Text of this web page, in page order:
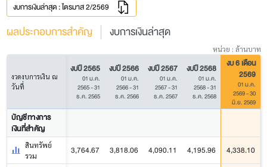
งบการเงินล่าสุด : ไตรมาส 2/2569
ผลประกอบการสำคัญ งบการเงินล่าสุด
หน่วย : ล้านบาท
งวดงบการเงิน ณ
วันที่
งบปี 2565
01 ม.ค.
2565 - 31
ธ.ค. 2565
งบปี 2566
01 ม.ค.
2566 - 31
ธ.ค. 2566
งบปี 2567
01 ม.ค.
2567 - 31
ธ.ค. 2567
งบปี 2568
01 ม.ค.
2568 - 31
ธ.ค. 2568
งบ 6 เดือน
2569
01 ม.ค.
2569 - 30
มิ.ย. 2569
บัญชีทางการ
เงินที่สำคัญ
สินทรัพย์
รวม
3,764.67 3,818.06 4,090.11 4,195.96 4,338.10